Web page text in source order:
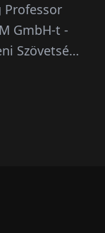
Professor
GmbH-t -
Szövetségi